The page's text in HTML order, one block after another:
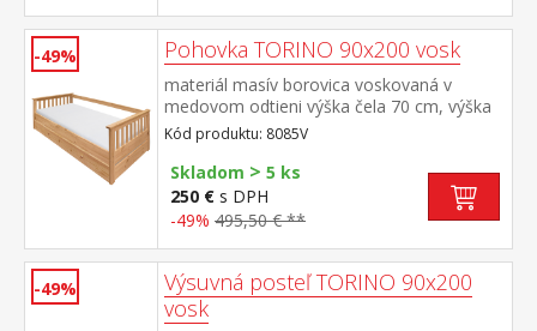
každej polovici postele
-49% Pohovka TORINO 90x200 vosk
materiál masív borovica voskovaná v
medovom odtieni výška čela 70 cm, výška
sedu 42 cm, cena bez roštu a
matraca minimálna odporúčaná výška
matraca 15 cm odporúčaný rozmer
matraca 90 × 200 cm a rošt R1 k pohovke
možno dokúpiť výsuvnú prístelku TORINO
8086V alebo 8086VK
Kód produktu: 8085V
Skladom > 5 ks
250 € s DPH
-49% 495,50 € **
-49%
Výsuvná posteľ TORINO 90x200
vosk